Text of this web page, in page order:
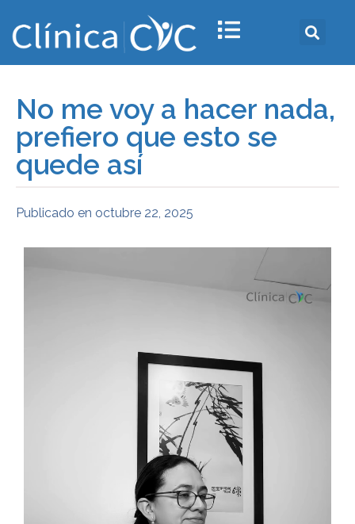
No me voy a hacer nada,
prefiero que esto se
quede así
Publicado en octubre 22, 2025